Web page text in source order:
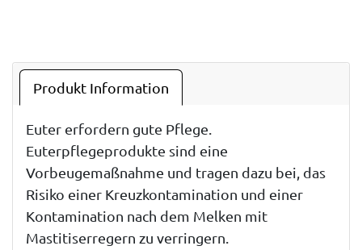
Produkt Information
Euter erfordern gute Pflege.
Euterpflegeprodukte sind eine
Vorbeugemaßnahme und tragen dazu bei, das
Risiko einer Kreuzkontamination und einer
Kontamination nach dem Melken mit
Mastitiserregern zu verringern.